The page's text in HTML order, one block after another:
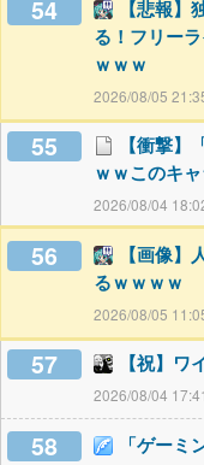
54
【悲報
る！フリー
ｗｗｗ
2026/08/05
55
【衝撃
ｗｗこのキ
2026/08/04
56
【画像
るｗｗｗｗ
2026/08/05
57 【祝】
2026/08/04 17:41
58 「ゲー